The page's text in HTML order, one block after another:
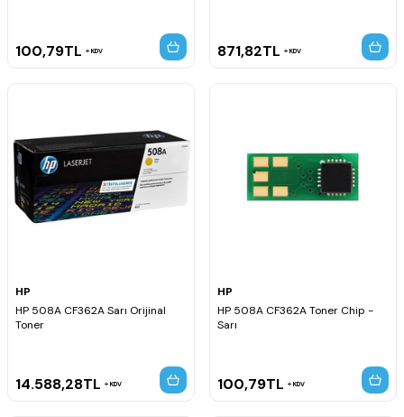
100,79TL KDV 871,82TL KDV
HP
HP 508A CF362A Sarı Orijinal
Toner
14.588,28TL KDV
HP
HP 508A CF362A Toner Chip -
Sarı
100,79TL KDV